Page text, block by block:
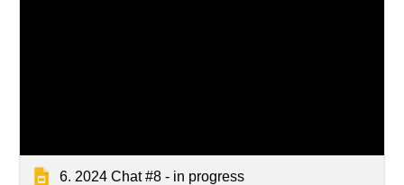
6. 2024 Chat #8 - in progress